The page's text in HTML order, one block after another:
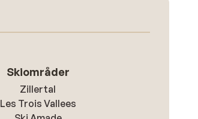
Skiområder
Zillertal
Les Trois Vallees